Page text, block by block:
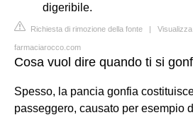
digeribile.
Richiesta di rimozione della fonte |
farmaciarocco.com
Cosa vuol dire quando ti si
Spesso, la pancia gonfia
passeggero, causato per esempio